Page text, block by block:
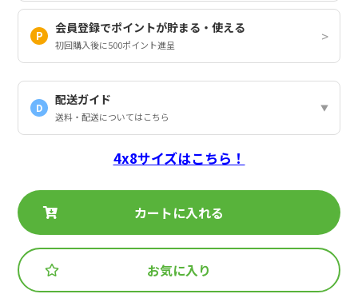
会員登録でポイントが貯まる・使える
初回購入後に500ポイント進呈
D
配送ガイド
送料・配送についてはこちら
4x8サイズはこちら！
カートに入れる
お気に入り